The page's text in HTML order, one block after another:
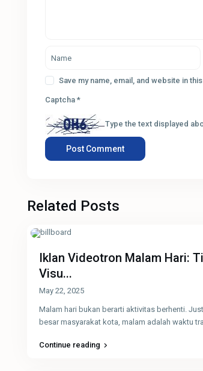
Save my name, email, and website in
Captcha*
Type the text displayed
Related Posts
Iklan Videotron Malam Hari:
Visu...
May 22, 2025
Malam hari bukan berarti aktivitas berhenti.
besar masyarakat kota, malam adalah waktu
Continue reading